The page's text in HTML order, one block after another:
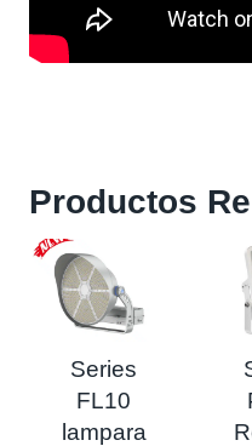
Productos
Series
FL10
lampara